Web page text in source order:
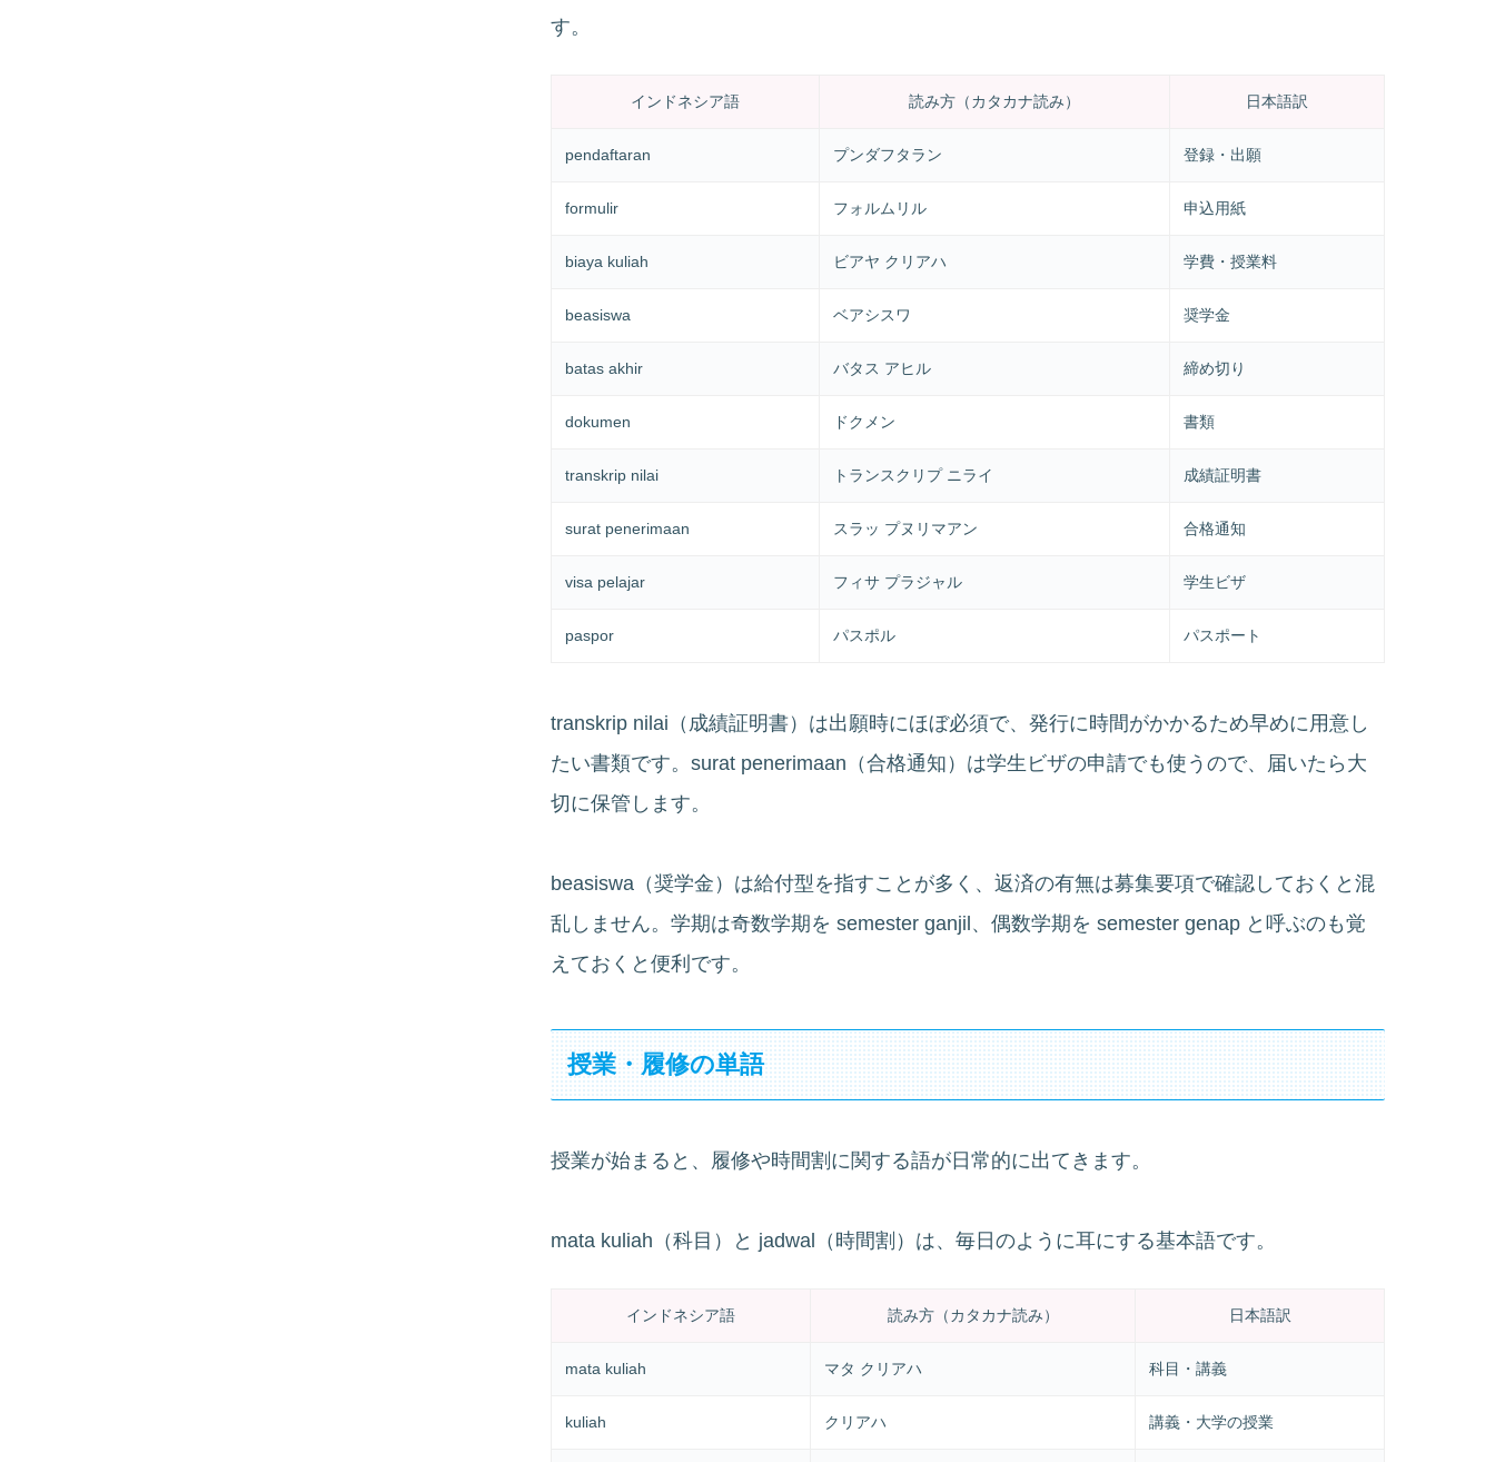
す。
インドネシア語 読み方（カタカナ読み） 日本語訳
pendaftaran プ­ンダフタラン 登録・出願
formulir フォルムリル 申込用紙
biaya kuliah ビアヤ クリア­ハ 学費・授業料
beasiswa ベアシスワ 奨学金
batas akhir バタス アヒル 締め切り
dokumen ドクメン 書類
transkrip nilai トランスクリプ ニライ 成績証明書
surat penerimaan スラッ プ­ヌリマ­アン 合格通知
visa pelajar フィサ プ­ラジャル 学生ビザ
paspor パスポル パスポート
transkrip nilai（成績証明書）は出願時にほぼ必須で、発行に時間がかかるため早めに用意し
たい書類です。surat penerimaan（合格通知）は学生ビザの申請でも使うので、届いたら大
切に保管します。
beasiswa（奨学金）は給付型を指すことが多く、返済の有無は募集要項で確認しておくと混
乱しません。学期は奇数学期を semester ganjil、偶数学期を semester genap と呼ぶのも覚
えておくと便利です。
授業・履修の単語
授業が始まると、履修や時間割に関する語が日常的に出てきます。
mata kuliah（科目）と jadwal（時間割）は、毎日のように耳にする基本語です。
インドネシア語 読み方（カタカナ読み） 日本語訳
mata kuliah マタ クリア­ハ 科目・講義
kuliah クリア­ハ 講義・大学の授業